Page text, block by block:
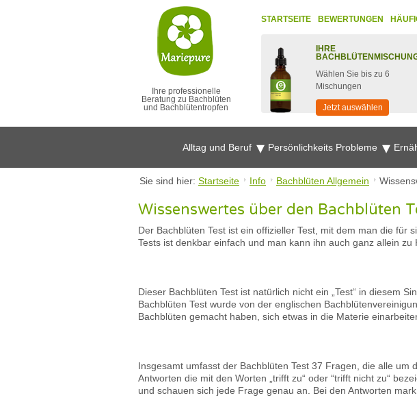
Ihre professionelle
Beratung zu Bachblüten
und Bachblütentropfen
STARTSEITE BEWERTUNGEN
IHRE
Wählen Sie bis zu 6
Mischungen
Jetzt auswählen
Alltag und Beruf Persönlichkeits Probleme
Sie sind hier: Startseite Info Bachblüten Allgemein
Wissenswertes über den Bachblüten
Der Bachblüten Test ist ein offizieller Test, mit dem man die für
Tests ist denkbar einfach und man kann ihn auch ganz allein zu
Dieser Bachblüten Test ist natürlich nicht ein „Test“ in diesem
Bachblüten Test wurde von der englischen
Bachblüten gemacht haben, sich etwas in die Materie
Insgesamt umfasst der Bachblüten Test 37 Fragen, die alle
Antworten die mit den Worten „trifft zu“ oder “trifft nicht zu“
und schauen sich jede Frage genau an. Bei den Antworten